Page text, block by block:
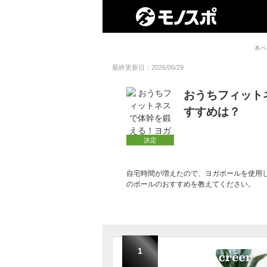
本
最終更新日：2026/06/29
決定
おうちフィッ
すすめは？
自宅時間が増えたので、ヨガポールを使
のポールのおすすめを教えてください。
1